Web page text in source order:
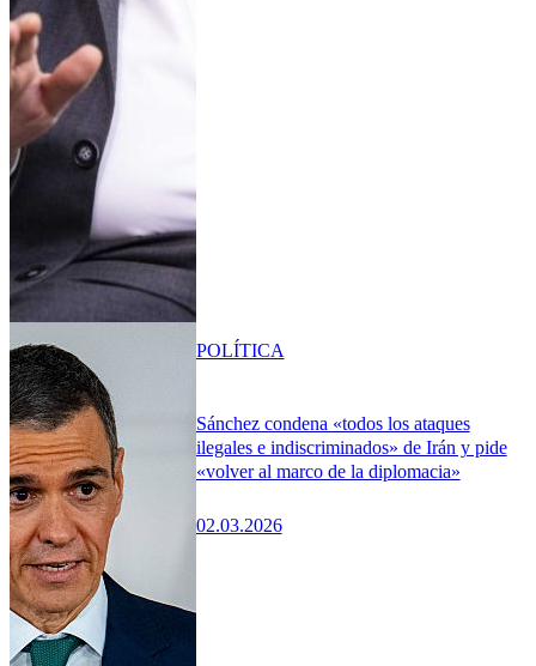
Sánchez condena «todos los ataques
ilegales e indiscriminados» de Irán y pide
«volver al marco de la diplomacia»
02.03.2026
POLÍTICA